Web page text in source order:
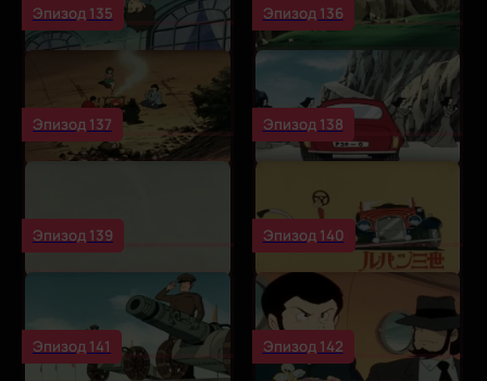
Эпизод 135 Эпизод 136
Эпизод 137 Эпизод 138
Эпизод 139 Эпизод 140
Эпизод 141 Эпизод 142